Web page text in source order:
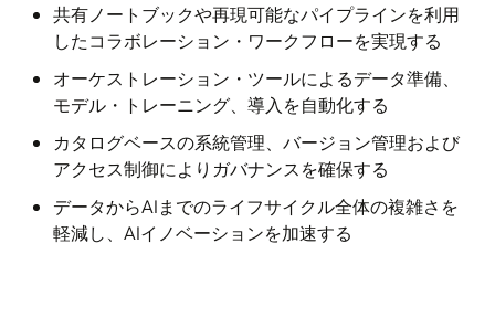
共有ノートブックや再現可能なパイプラインを利用
したコラボレーション・ワークフローを実現する
オーケストレーション・ツールによるデータ準備、
モデル・トレーニング、導入を自動化する
カタログベースの系統管理、バージョン管理および
アクセス制御によりガバナンスを確保する​​
データからAIまでのライフサイクル全体の複雑さを
軽減し、AIイノベーションを加速する